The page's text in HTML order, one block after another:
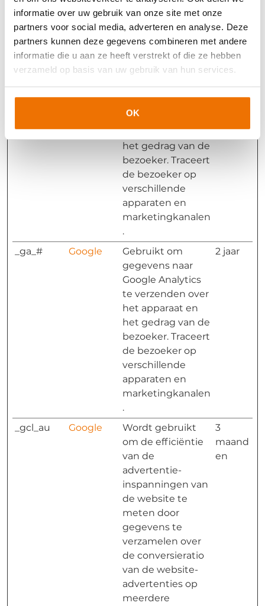
informatie over uw gebruik van onze site met onze
partners voor social media, adverteren en analyse. Deze
partners kunnen deze gegevens combineren met andere
informatie die u aan ze heeft verstrekt of die ze hebben
verzameld op basis van uw gebruik van hun services.
OK
zoals realtime
bieden van
externe
adverteerders.
_ga
Google
Gebruikt om
gegevens naar
te verzenden over
het apparaat en
het gedrag van de
bezoeker. Traceert
de bezoeker op
verschillende
apparaten en
marketingkanalen
.
2 jaar
_ga_# Google
Gebruikt om
gegevens naar
Google Analytics
te verzenden over
het apparaat en
het gedrag van de
bezoeker. Traceert
de bezoeker op
verschillende
apparaten en
marketingkanalen
.
2 jaar
_gcl_au Google
Wordt gebruikt
om de efficiëntie
van de
advertentie-
inspanningen van
de website te
meten door
gegevens te
verzamelen over
de conversieratio
van de website-
advertenties op
meerdere
3
maand
en